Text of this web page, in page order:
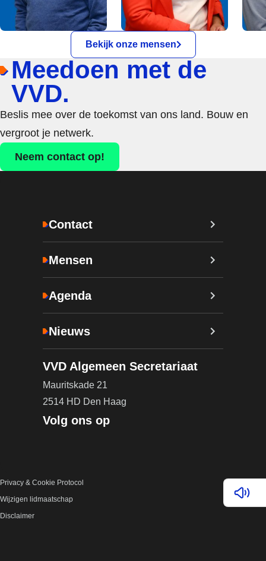
Bekijk onze mensen
Lees
Meedoen met de
VVD.
Beslis mee over de toekomst van ons land. Bouw en
vergroot je netwerk.
Neem contact op!
Contact
Mensen
Agenda
Nieuws
VVD Algemeen Secretariaat
Mauritskade 21
2514 HD Den Haag
Volg ons op
Privacy & Cookie Protocol
Wijzigen lidmaatschap
Disclaimer